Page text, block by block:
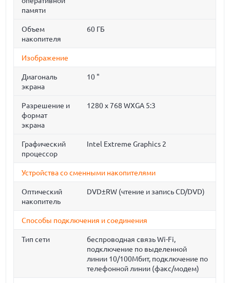
памяти
Объем
накопителя
60 ГБ
Изображение
Диагональ
экрана
10 "
Разрешение и
формат
экрана
1280 x 768 WXGA 5:3
Графический
процессор
Intel Extreme Graphics 2
Устройства со сменными накопителями
Оптический
накопитель
DVD±RW (чтение и запись CD/DVD)
Способы подключения и соединения
Тип сети
беспроводная связь Wi-Fi,
подключение по выделенной
линии 10/100Мбит, подключение по
телефонной линии (факс/модем)